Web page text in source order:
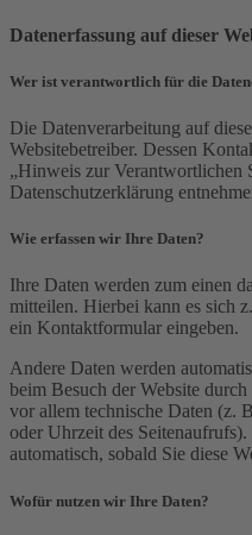
Datenerfassung auf dieser
Wer ist verantwortlich für die
Die Datenverarbeitung auf
Websitebetreiber. Dessen
„Hinweis zur Verantwortlichen
Datenschutzerklärung
Wie erfassen wir Ihre Daten?
Ihre Daten werden zum einen
mitteilen. Hierbei kann es sich
ein Kontaktformular eingeben.
Andere Daten werden
beim Besuch der Website
vor allem technische Daten (z.
oder Uhrzeit des
automatisch, sobald Sie diese
Wofür nutzen wir Ihre Daten?